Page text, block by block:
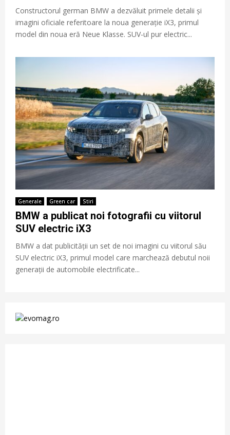
Constructorul german BMW a dezvăluit primele detalii și
imagini oficiale referitoare la noua generație iX3, primul
model din noua eră Neue Klasse. SUV-ul pur electric...
Generale Green car Stiri
BMW a publicat noi fotografii cu viitorul
SUV electric iX3
BMW a dat publicității un set de noi imagini cu viitorul său
SUV electric iX3, primul model care marchează debutul noii
generații de automobile electrificate...